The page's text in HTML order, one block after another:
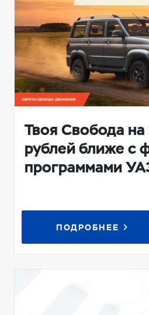
Твоя Свобода
рублей ближе с
программами
ПОДРОБНЕЕ